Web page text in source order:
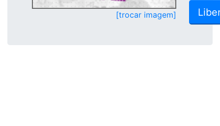
[trocar imagem]